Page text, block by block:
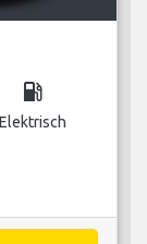
local_gas_station
Elektrisch